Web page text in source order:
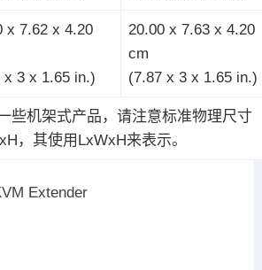
x 7.62 x 4.20
x 3 x 1.65 in.)
20.00 x 7.63 x 4.20
cm
(7.87 x 3 x 1.65 in.)
些机架式产品，请注意标准物理尺寸
，其使用LxWxH来表示。
Extender